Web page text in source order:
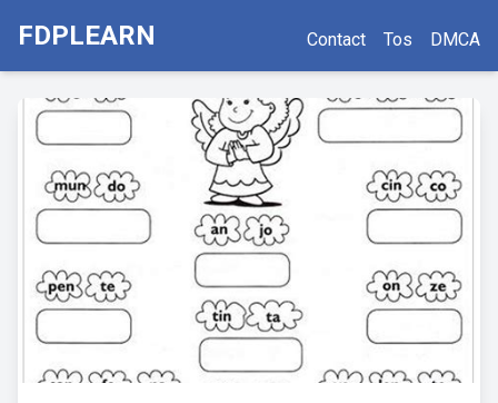
FDPLEARN Contact Tos DMCA